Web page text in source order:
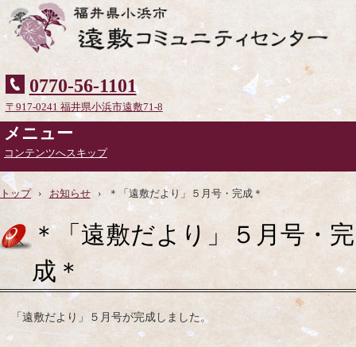
0770-56-1101
〒917-0241 福井県小浜市遠敷71-8
メニュー
コンテンツへスキップ
トップ › お知らせ › ＊「遠敷だより」５月号・完成＊
＊「遠敷だより」５月号・完
成＊
「遠敷だより」５月号が完成しました。